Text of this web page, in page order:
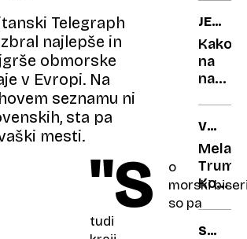
Telegraph
najlepše in
obmorske
v Evropi. Na
seznamu ni
sta pa
mesti.
''S
o
morski
so pa
tudi
redka
na
svetu?
JEZIK
NA
Kako
na
naših
skrbijo
za
V
BELO
HIŠO
Trump:
za
hišo